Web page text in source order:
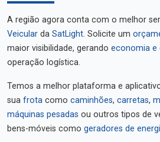
A região agora conta com o melhor
Veicular da SatLight. Solicite um
maior visibilidade, gerando economia e
operação logística.
Temos a melhor plataforma e
sua frota como caminhões, carretas,
máquinas pesadas ou outros tipos de
bens-móveis como geradores de